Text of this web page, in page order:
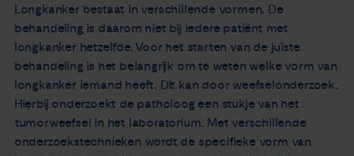
Longkanker bestaat in verschillende vormen. De
behandeling is daarom niet bij iedere patiënt met
longkanker hetzelfde. Voor het starten van de juiste
behandeling is het belangrijk om te weten welke vorm van
longkanker iemand heeft. Dit kan door weefselonderzoek.
Hierbij onderzoekt de patholoog een stukje van het
tumorweefsel in het laboratorium. Met verschillende
onderzoekstechnieken wordt de specifieke vorm van